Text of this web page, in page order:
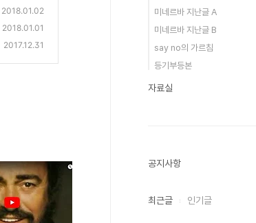
2018.01.02
2018.01.01
2017.12.31
미네르바 지난글 A
미네르바 지난글 B
say no의 가르침
등기부등본
자료실
공지사항
최근글 인기글